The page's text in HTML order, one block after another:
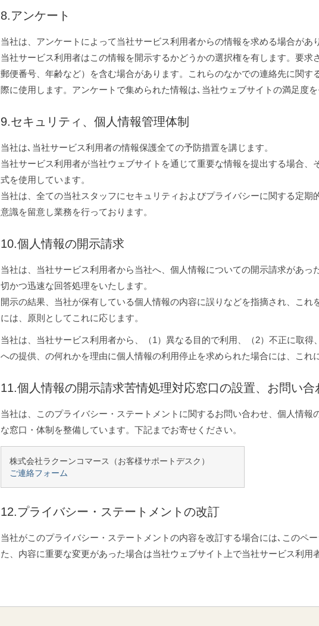
8.アンケート
当社は、アンケートによって当社サービス利用者からの情報を求める場合があ
当社サービス利用者はこの情報を開示するかどうかの選択権を有します。要求
郵便番号、年齢など）を含む場合があります。これらのなかでの連絡先に関す
際に使用します。アンケートで集められた情報は､当社ウェブサイトの満足度
9.セキュリティ、個人情報管理体制
当社は､当社サービス利用者の情報保護全ての予防措置を講じます。
当社サービス利用者が当社ウェブサイトを通じて重要な情報を提出する場合
式を使用しています。
当社は、全ての当社スタッフにセキュリティおよびプライバシーに関する定期
意識を留意し業務を行っております。
10.個人情報の開示請求
当社は、当社サービス利用者から当社へ、個人情報についての開示請求があっ
切かつ迅速な回答処理をいたします。
開示の結果、当社が保有している個人情報の内容に誤りなどを指摘され、これ
には、原則としてこれに応じます。
当社は、当社サービス利用者から、（1）異なる目的で利用、（2）不正に取
への提供、の何れかを理由に個人情報の利用停止を求められた場合には、これ
11.個人情報の開示請求苦情処理対応窓口の設置、お問い合
当社は、このプライバシー・ステートメントに関するお問い合わせ、個人情
な窓口・体制を整備しています。下記までお寄せください。
株式会社ラクーンコマース（お客様サポートデスク）
ご連絡フォーム
12.プライバシー・ステートメントの改訂
当社がこのプライバシー・ステートメントの内容を改訂する場合には､このペ
た、内容に重要な変更があった場合は当社ウェブサイト上で当社サービス利用